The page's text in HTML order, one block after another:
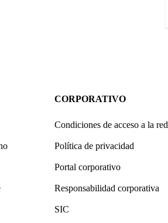
CORPORATIVO
Condiciones de acceso a la red
Política de privacidad
Portal corporativo
Responsabilidad corporativa
SIC